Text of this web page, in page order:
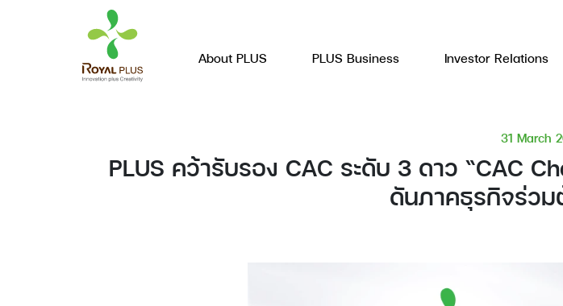
About PLUS
PLUS Business Investor Relations
31 March
PLUS คว้ารับรอง CAC ระดับ 3 ดาว “CAC
ดันภาคธุรกิจร่ว